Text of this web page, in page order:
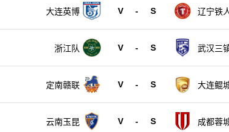
大连英博 V - S 辽宁铁
浙江队 V - S 武汉三
定南赣联 V - S 大连鲲
云南玉昆 V - S 成都蓉